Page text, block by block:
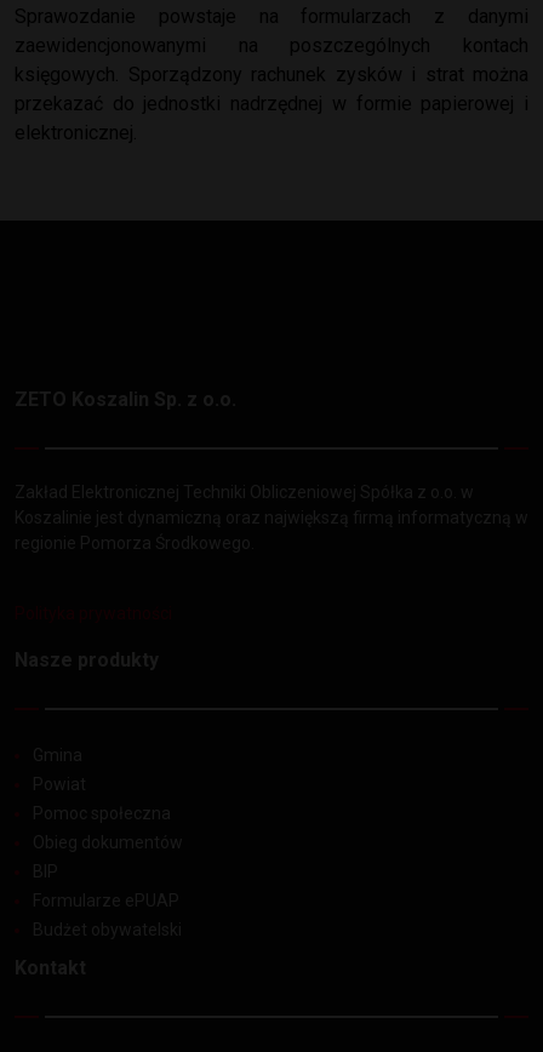
Sprawozdanie powstaje na formularzach z danymi
zaewidencjonowanymi na poszczególnych kontach
księgowych. Sporządzony rachunek zysków i strat można
przekazać do jednostki nadrzędnej w formie papierowej i
elektronicznej.